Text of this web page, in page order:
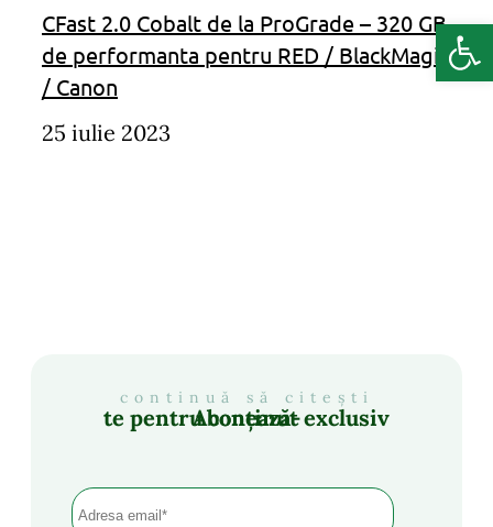
CFast 2.0 Cobalt de la ProGrade – 320 GB
de performanta pentru RED / BlackMagic
/ Canon
25 iulie 2023
continuă să citești
Abonează-te pentru conținut exclusiv